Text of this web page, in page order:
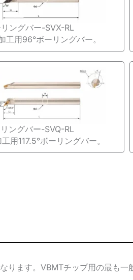
ングバー-SVX-RL
工用96°ボーリングバー。
ングバー-SVQ-RL
用117.5°ボーリングバー。
ります。VBMTチップ用の最も